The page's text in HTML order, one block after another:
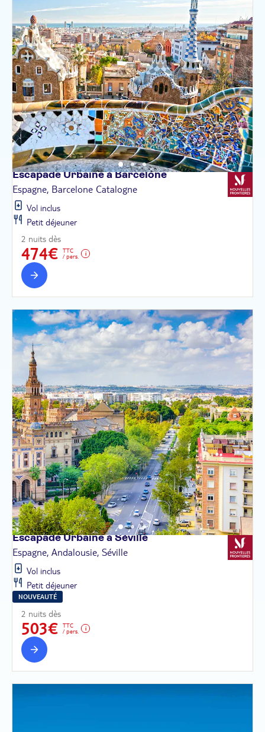
Escapade Urbaine àBarcelone
Espagne, Barcelone Catalogne
Vol inclus
Petit déjeuner
2 nuits dès
474€
TTC
/ pers.
Escapade Urbaine àSéville
Espagne, Andalousie, Séville
Vol inclus
Petit déjeuner
NOUVEAUTÉ
2 nuits dès
503€
TTC
/ pers.